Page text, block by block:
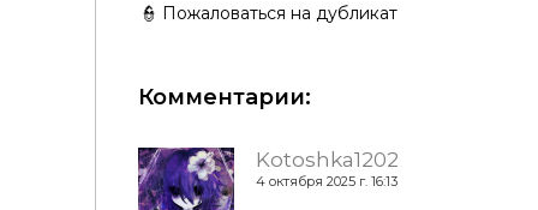
👮 Пожаловаться на дубликат
Комментарии:
Kotoshka1202
4 октября 2025 г. 16:13